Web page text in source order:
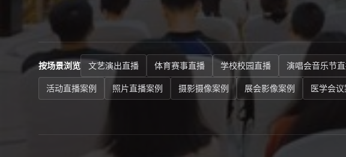
按场景浏览 文艺演出直播 体育赛事直播 学校校园直播 演唱会音乐节
活动直播案例
照片直播案例 摄影摄像案例 展会影像案例 医学会